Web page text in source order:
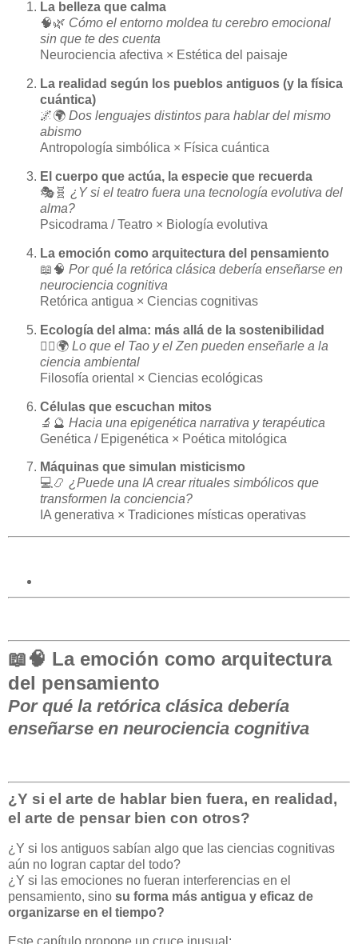
La belleza que calma
🧠🌿 Cómo el entorno moldea tu cerebro emocional
sin que te des cuenta
Neurociencia afectiva × Estética del paisaje
La realidad según los pueblos antiguos (y la física
cuántica)
🌌🌍 Dos lenguajes distintos para hablar del mismo
abismo
Antropología simbólica × Física cuántica
El cuerpo que actúa, la especie que recuerda
🎭🧬 ¿Y si el teatro fuera una tecnología evolutiva del
alma?
Psicodrama / Teatro × Biología evolutiva
La emoción como arquitectura del pensamiento
📖🧠 Por qué la retórica clásica debería enseñarse en
neurociencia cognitiva
Retórica antigua × Ciencias cognitivas
Ecología del alma: más allá de la sostenibilidad
🧘‍♀️🌍 Lo que el Tao y el Zen pueden enseñarle a la
ciencia ambiental
Filosofía oriental × Ciencias ecológicas
Células que escuchan mitos
🔬🔮 Hacia una epigenética narrativa y terapéutica
Genética / Epigenética × Poética mitológica
Máquinas que simulan misticismo
💻📿 ¿Puede una IA crear rituales simbólicos que
transformen la conciencia?
IA generativa × Tradiciones místicas operativas
📖🧠 La emoción como arquitectura
del pensamiento
Por qué la retórica clásica debería
enseñarse en neurociencia cognitiva
¿Y si el arte de hablar bien fuera, en realidad,
el arte de pensar bien con otros?
¿Y si los antiguos sabían algo que las ciencias cognitivas
aún no logran captar del todo?
¿Y si las emociones no fueran interferencias en el
pensamiento, sino su forma más antigua y eficaz de
organizarse en el tiempo?
Este capítulo propone un cruce inusual: